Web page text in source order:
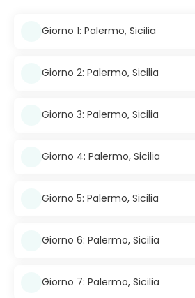
Giorno 1: Palermo, Sicilia
Giorno 2: Palermo, Sicilia
Giorno 3: Palermo, Sicilia
Giorno 4: Palermo, Sicilia
Giorno 5: Palermo, Sicilia
Giorno 6: Palermo, Sicilia
Giorno 7: Palermo, Sicilia